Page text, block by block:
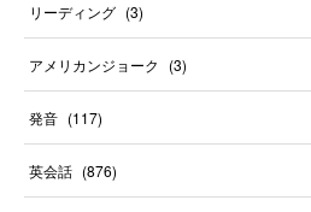
リーディング (3)
アメリカンジョーク (3)
発音 (117)
英会話 (876)